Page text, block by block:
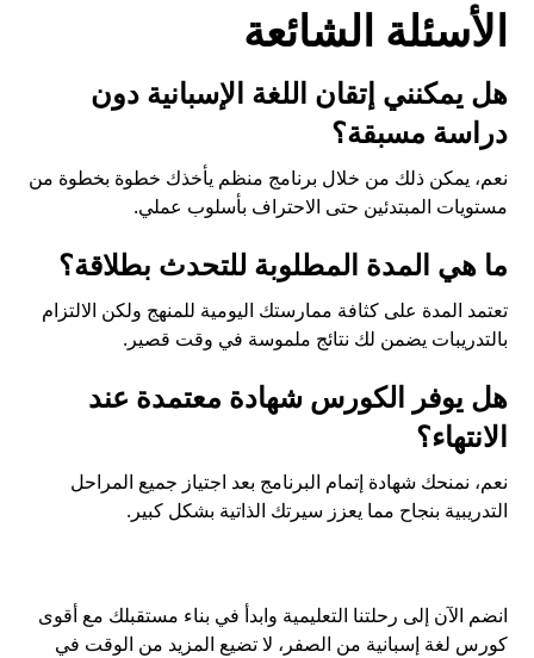
الأسئلة الشائعة
هل يمكنني إتقان اللغة الإسبانية دون
دراسة مسبقة؟
نعم، يمكن ذلك من خلال برنامج منظم يأخذك خطوة بخطوة من
مستويات المبتدئين حتى الاحتراف بأسلوب عملي.
ما هي المدة المطلوبة للتحدث بطلاقة؟
تعتمد المدة على كثافة ممارستك اليومية للمنهج ولكن الالتزام
بالتدريبات يضمن لك نتائج ملموسة في وقت قصير.
هل يوفر الكورس شهادة معتمدة عند
الانتهاء؟
نعم، نمنحك شهادة إتمام البرنامج بعد اجتياز جميع المراحل
التدريبية بنجاح مما يعزز سيرتك الذاتية بشكل كبير.
انضم الآن إلى رحلتنا التعليمية وابدأ في بناء مستقبلك مع أقوى
كورس لغة إسبانية من الصفر، لا تضيع المزيد من الوقت في